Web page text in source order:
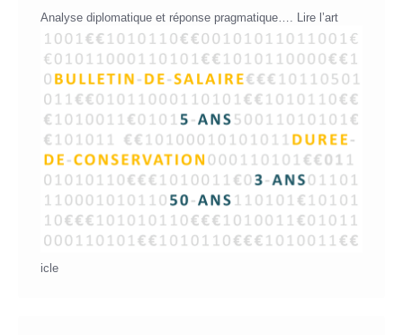
Analyse diplomatique et réponse pragmatique…. Lire l’art
icle